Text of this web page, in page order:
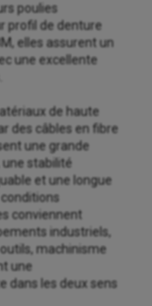
poulies
profil de denture
elles assurent un
une excellente
de haute
des câbles en fibre
une grande
stabilité
et une longue
conviennent
industriels,
machinisme
une
dans les deux sens